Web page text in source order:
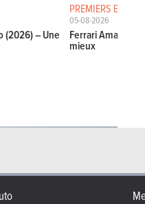
(2026) – Une
PREMIERS ESSAIS
05-08-2026
Ferrari Amalfi
mieux